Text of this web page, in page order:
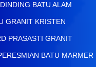
BATU ALAM
GRANIT KRISTEN
PRASASTI GRANIT
BATU MARMER